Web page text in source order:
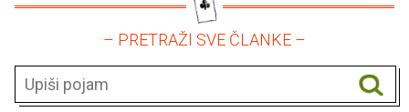
– PRETRAŽI SVE ČLANKE –